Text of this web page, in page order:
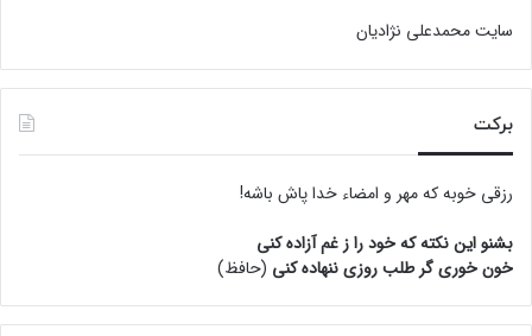
سایت محمدعلی نژادیان
برکت
رزقی خوبه كه مهر و امضاء خدا پاش باشه!
بشنو این نکته که خود را ز غم آزاده کنی
خون خوری گر طلب روزی ننهاده کنی (حافظ)